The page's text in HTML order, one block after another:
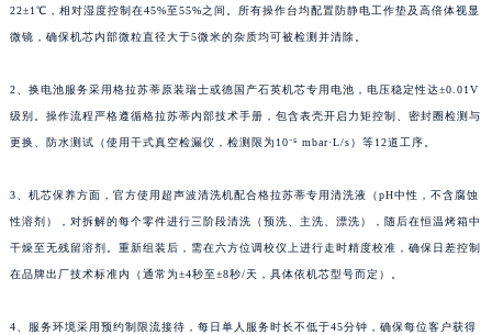
22±1℃，相对湿度控制在45%至55%之间。所有操作台均配置防静电工作垫及高倍体视显
微镜，确保机芯内部微粒直径大于5微米的杂质均可被检测并清除。
2、换电池服务采用格拉苏蒂原装瑞士或德国产石英机芯专用电池，电压稳定性达±0.01V
级别。操作流程严格遵循格拉苏蒂内部技术手册，包含表壳开启力矩控制、密封圈检测与
更换、防水测试（使用干式真空检漏仪，检测限为10⁻⁵ mbar·L/s）等12道工序。
3、机芯保养方面，官方使用超声波清洗机配合格拉苏蒂专用清洗液（pH中性，不含腐蚀
性溶剂），对拆解的每个零件进行三阶段清洗（预洗、主洗、漂洗），随后在恒温烤箱中
干燥至无残留溶剂。重新组装后，需在六方位调校仪上进行走时精度校准，确保日差控制
在品牌出厂技术标准内（通常为±4秒至±8秒/天，具体依机芯型号而定）。
4、服务环境采用预约制限流接待，每日单人服务时长不低于45分钟，确保每位客户获得